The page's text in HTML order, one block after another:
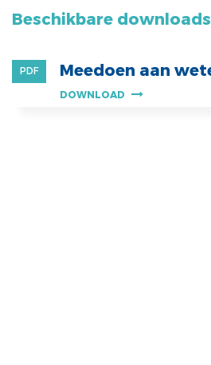
Beschikbare downloads
PDF Meedoen aan
DOWNLOAD